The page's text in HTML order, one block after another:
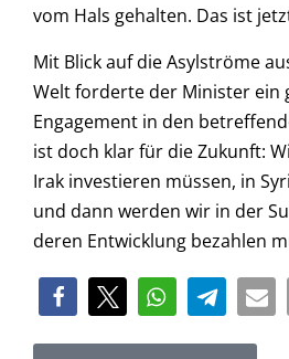
vom Hals gehalten. Das ist
Mit Blick auf die Asylströme
Welt forderte der Minister ein
Engagement in den
ist doch klar für die Zukunft:
Irak investieren müssen, in
und dann werden wir in der
deren Entwicklung bezahlen